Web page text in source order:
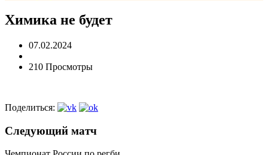
Химика не будет
07.02.2024
210 Просмотры
Поделиться:
Следующий матч